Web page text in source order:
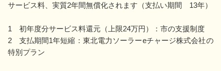
サービス料、実質2年間無償化されます（支払い期間 13年）
1 初年度分サービス料還元（上限24万円）：市の支援制度
2 支払期間1年短縮：東北電力ソーラーeチャージ株式会社の
特別プラン